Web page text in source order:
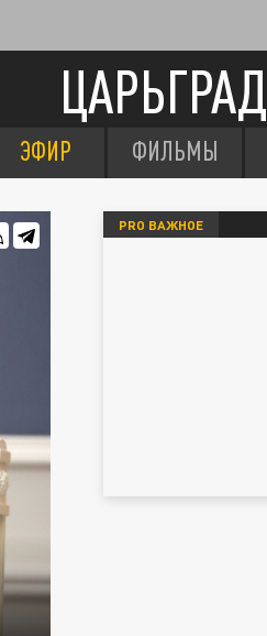
ЦАРЬГРАД
ЭФИР ФИЛЬМЫ
PRO ВАЖНОЕ